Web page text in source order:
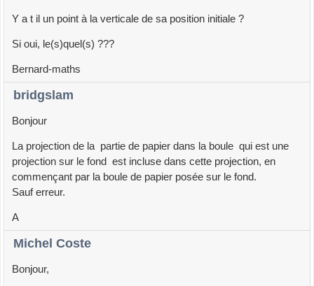
Y a t il un point à la verticale de sa position initiale ?
Si oui, le(s)quel(s) ???
Bernard-maths
bridgslam
Bonjour
La projection de la partie de papier dans la boule qui est une
projection sur le fond est incluse dans cette projection, en
commençant par la boule de papier posée sur le fond.
Sauf erreur.
A
Michel Coste
Bonjour,